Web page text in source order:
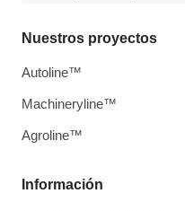
Información
Nuestros proyectos
Autoline™
Machineryline™
Agroline™